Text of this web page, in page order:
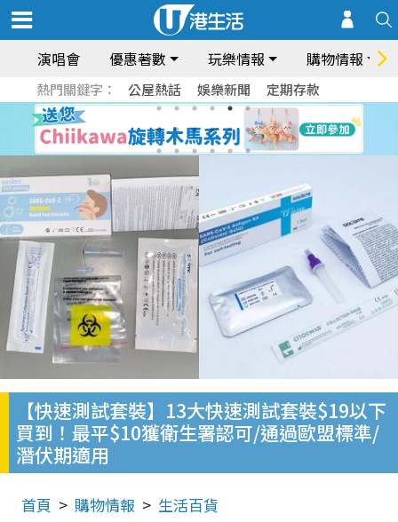
演唱會 優惠著數 玩樂情報 購物情報
熱門關鍵字： 公屋熱話 娛樂新聞 定期存款
【快速測試套裝】13大快速測試套裝$19以下
買到！最平$10獲衛生署認可/通過歐盟標準/
潛伏期適用
首頁 購物情報 生活百貨